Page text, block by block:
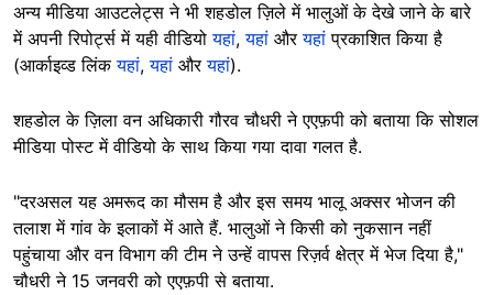
अन्य मीडिया आउटलेट्स ने भी शहडोल ज़िले में भालुओं के देखे जाने के बारे
में अपनी रिपोर्ट्स में यही वीडियोयहां,यहां औरयहांप्रकाशित किया है
(आर्काइव्ड लिंकयहां,यहां औरयहां).
शहडोल के ज़िला वन अधिकारी गौरव चौधरी ने एएफ़पी को बताया कि सोशल
मीडिया पोस्ट में वीडियो के साथ किया गया दावा गलत है.
"दरअसल यह अमरूद का मौसम है और इस समय भालू अक्सर भोजन की
तलाश में गांव के इलाकों में आते हैं. भालुओं ने किसी को नुकसान नहीं
पहुंचाया और वन विभाग की टीम ने उन्हें वापस रिज़र्व क्षेत्र में भेज दिया है,"
चौधरी ने 15 जनवरी को एएफ़पी से बताया.